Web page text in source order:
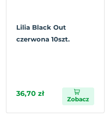
Lilia Black Out
czerwona 10szt.
36,70 zł
Zobacz